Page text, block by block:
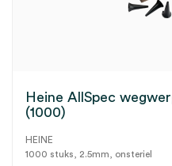
Heine AllSpec
(1000)
HEINE
1000 stuks, 2.5mm, onsteriel